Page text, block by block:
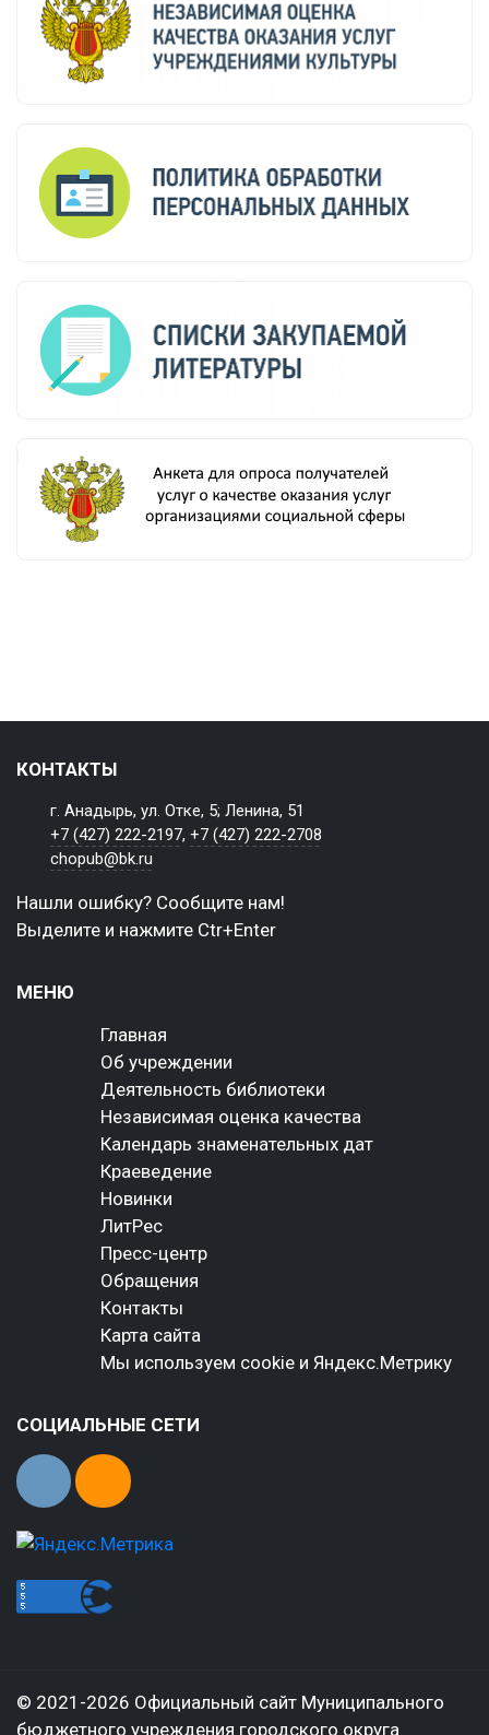
КОНТАКТЫ
г. Анадырь, ул. Отке, 5; Ленина, 51
+7 (427) 222-2197,+7 (427) 222-2708
chopub@bk.ru
Нашли ошибку? Сообщите нам!
Выделите и нажмите Ctr+Enter
МЕНЮ
Главная
Об учреждении
Деятельность библиотеки
Независимая оценка качества
Календарь знаменательных дат
Краеведение
Новинки
ЛитРес
Пресс-центр
Обращения
Контакты
Карта сайта
Мы используем cookie и Яндекс.Метрику
СОЦИАЛЬНЫЕ СЕТИ
© 2021-2026 Официальный сайт Муниципального
бюджетного учреждения городского округа